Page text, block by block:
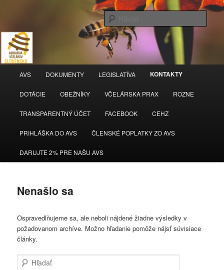
AVS
Preskočiť
na
primárny
Preskočiť
na
sekundárny
AVS DOKUMENTY LEGISLATÍVA KONTAKTY
DOTÁCIE OBEŽNÍKY VČELÁRSKA PRAX ROZNE
TRANSPARENTNÝ ÚČET FACEBOOK CEHZ
PRIHLÁŠKA DO AVS ČLENSKÉ POPLATKY ZO AVS
DARUJTE 2% PRE NAŠU AVS
Nenašlo sa
Ospravedlňujeme sa, ale neboli nájdené žiadne výsledky v
požadovanom archíve. Možno hľadanie pomôže nájsť súvisiace
články.
Hľadať